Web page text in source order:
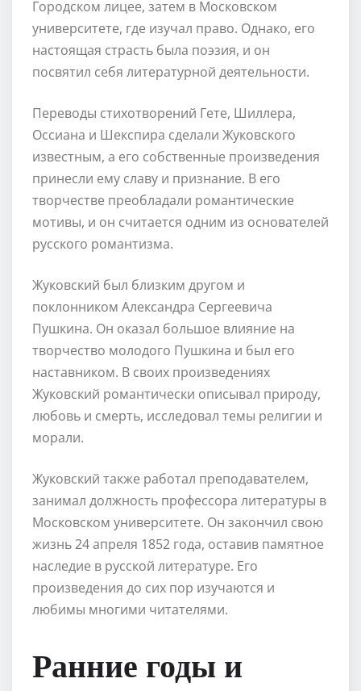
Городском лицее, затем в Московском
университете, где изучал право. Однако, его
настоящая страсть была поэзия, и он
посвятил себя литературной деятельности.
Переводы стихотворений Гете, Шиллера,
Оссиана и Шекспира сделали Жуковского
известным, а его собственные произведения
принесли ему славу и признание. В его
творчестве преобладали романтические
мотивы, и он считается одним из основателей
русского романтизма.
Жуковский был близким другом и
поклонником Александра Сергеевича
Пушкина. Он оказал большое влияние на
творчество молодого Пушкина и был его
наставником. В своих произведениях
Жуковский романтически описывал природу,
любовь и смерть, исследовал темы религии и
морали.
Жуковский также работал преподавателем,
занимал должность профессора литературы в
Московском университете. Он закончил свою
жизнь 24 апреля 1852 года, оставив памятное
наследие в русской литературе. Его
произведения до сих пор изучаются и
любимы многими читателями.
Ранние годы и